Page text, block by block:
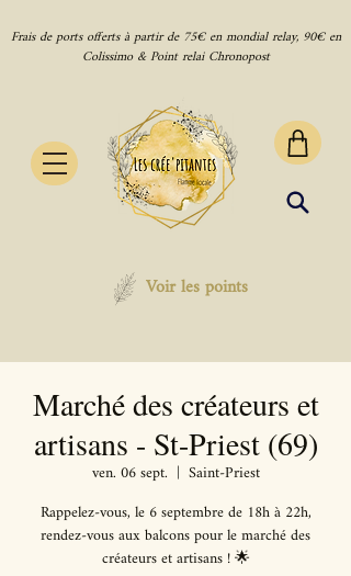
Frais de ports offerts à partir de 75€ en mondial relay, 90€ en
Colissimo & Point relai Chronopost
Voir les points
Marché des créateurs et
artisans - St-Priest (69)
ven. 06 sept.
  |
Saint-Priest
Rappelez-vous, le 6 septembre de 18h à 22h,
rendez-vous aux balcons pour le marché des
créateurs et artisans ! 🌟